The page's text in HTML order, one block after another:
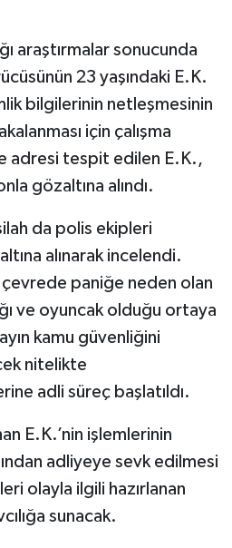
araştırmalar sonucunda
23 yaşındaki E.K.
bilgilerinin netleşmesinin
için çalışma
adresi tespit edilen E.K.,
gözaltına alındı.
da polis ekipleri
alınarak incelendi.
paniğe neden olan
ve oyuncak olduğu ortaya
kamu güvenliğini
nitelikte
adli süreç başlatıldı.
E.K.’nin işlemlerinin
adliyeye sevk edilmesi
olayla ilgili hazırlanan
sunacak.